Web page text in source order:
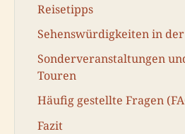
Reisetipps
Sehenswürdigkeiten in
Sonderveranstaltungen
Touren
Häufig gestellte Fragen
Fazit